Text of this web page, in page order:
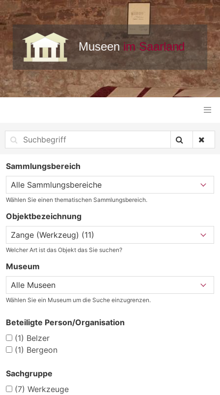
Sammlungsbereich
Wählen Sie einen thematischen Sammlungsbereich.
Objektbezeichnung
Welcher Art ist das Objekt das Sie suchen?
Museum
Wählen Sie ein Museum um die Suche einzugrenzen.
Beteiligte Person/Organisation
(1) Belzer
(1) Bergeon
Sachgruppe
(7) Werkzeuge